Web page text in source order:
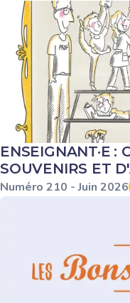
ENSEIGNANT·E :
SOUVENIRS ET
Numéro 210 - Juin 2026